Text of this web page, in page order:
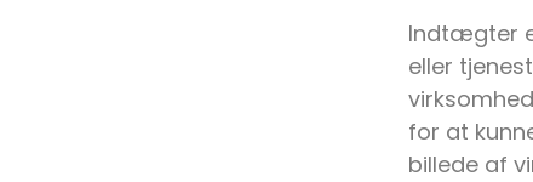
Indtægter
eller
for at
billede af